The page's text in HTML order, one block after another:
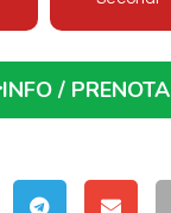
INFO / PRENOTA